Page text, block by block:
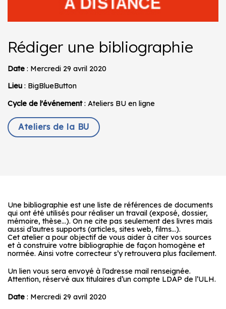
Rédiger une bibliographie
Date : Mercredi 29 avril 2020
Lieu : BigBlueButton
Cycle de l'événement: Ateliers BU en ligne
Ateliers de la BU
Une bibliographie est une liste de références de documents
qui ont été utilisés pour réaliser un travail (exposé, dossier,
mémoire, thèse…). On ne cite pas seulement des livres mais
aussi d’autres supports (articles, sites web, films…).
Cet atelier a pour objectif de vous aider à citer vos sources
et à construire votre bibliographie de façon homogène et
normée. Ainsi votre correcteur s’y retrouvera plus facilement.
Un lien vous sera envoyé à l’adresse mail renseignée.
Attention, réservé aux titulaires d’un compte LDAP de l’ULH.
Date : Mercredi 29 avril 2020